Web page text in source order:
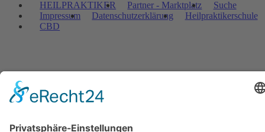
HEILPRAKTIKER Partner - Marktplatz
Suche
Impressum
Datenschutzerklärung
Heilpraktikerschule
CBD